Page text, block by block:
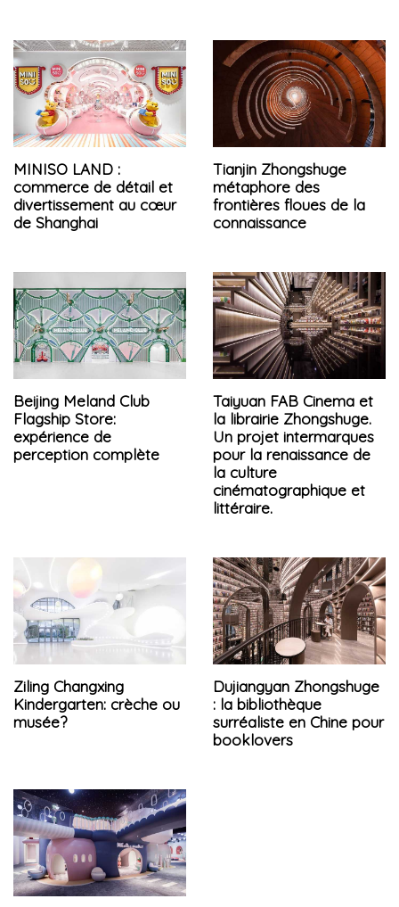
MINISO LAND :
commerce de détail et
divertissement au cœur
de Shanghai
Tianjin Zhongshuge
métaphore des
frontières floues de la
connaissance
Beijing Meland Club
Flagship Store:
expérience de
perception complète
Taiyuan FAB Cinema et
la librairie Zhongshuge.
Un projet intermarques
pour la renaissance de
la culture
cinématographique et
littéraire.
Ziling Changxing
Kindergarten: crèche ou
musée?
Dujiangyan Zhongshuge
: la bibliothèque
surréaliste en Chine pour
booklovers